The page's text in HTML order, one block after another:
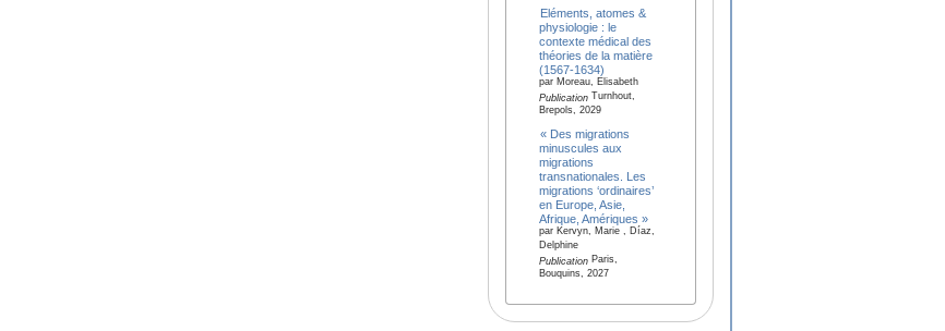
Eléments, atomes &
physiologie : le
contexte médical des
théories de la matière
(1567-1634)
par Moreau, Elisabeth
PublicationTurnhout,
Brepols, 2029
« Des migrations
minuscules aux
migrations
transnationales. Les
migrations ‘ordinaires’
en Europe, Asie,
Afrique, Amériques »
par Kervyn, Marie , Díaz,
Delphine
PublicationParis,
Bouquins, 2027